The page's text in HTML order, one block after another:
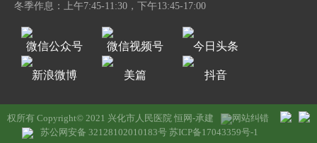
冬季作息：上午7:45-11:30，下午13:45-17:00
微信公众号 微信视频号 今日头条
新浪微博 美篇 抖音
权所有 Copyright© 2021 兴化市人民医院 恒网-承建
网站纠错
苏公网安备 32128102010183号 苏ICP备17043359号-1